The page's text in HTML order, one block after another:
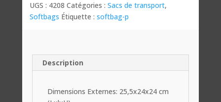
UGS : 4208 Catégories : Sacs de transport,
Softbags Étiquette : softbag-p
Description
Dimensions Externes: 25,5x24x24 cm